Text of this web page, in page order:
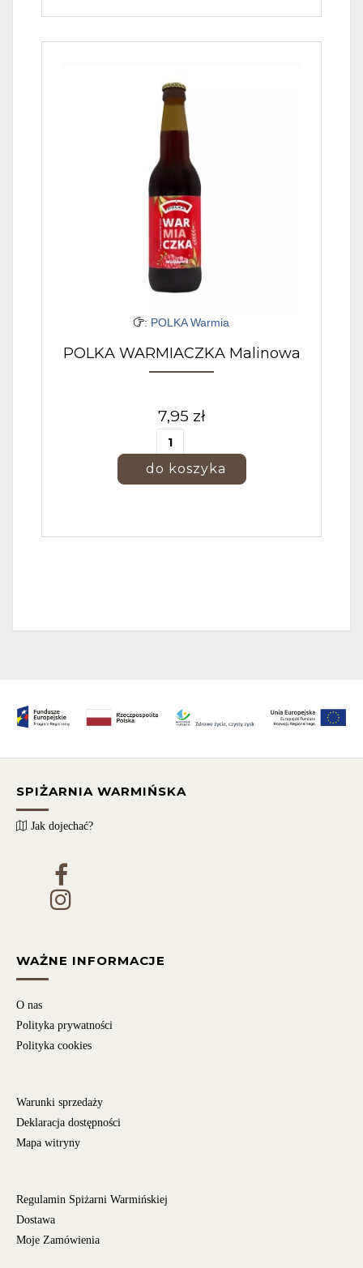
: POLKA Warmia
POLKA WARMIACZKA Malinowa
7,95 zł
SPIŻARNIA WARMIŃSKA
Jak dojechać?
WAŻNE INFORMACJE
O nas
Polityka prywatności
Polityka cookies
Warunki sprzedaży
Deklaracja dostępności
Mapa witryny
Regulamin Spiżarni Warmińskiej
Dostawa
Moje Zamówienia